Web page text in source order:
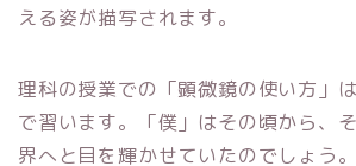
える姿が描写されます。
理科の授業での「顕微鏡の使い方」
で習います。「僕」はその頃から、
界へと目を輝かせていたのでしょう。